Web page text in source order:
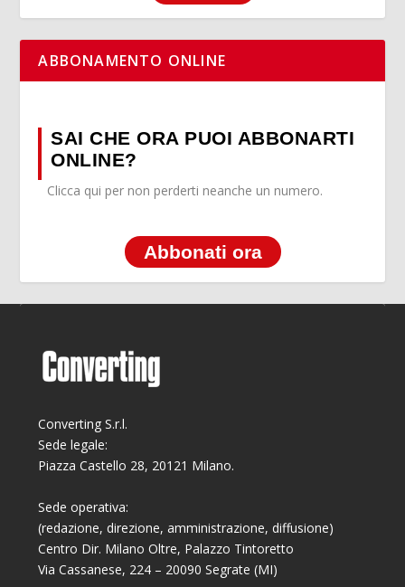
ABBONAMENTO ONLINE
SAI CHE ORA PUOI ABBONARTI
ONLINE?
Clicca qui per non perderti neanche un numero.
Abbonati ora
Converting S.r.l.
Sede legale:
Piazza Castello 28, 20121 Milano.
Sede operativa:
(redazione, direzione, amministrazione, diffusione)
Centro Dir. Milano Oltre, Palazzo Tintoretto
Via Cassanese, 224 – 20090 Segrate (MI)